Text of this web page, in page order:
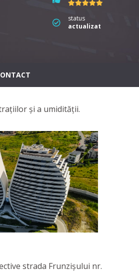
status
actualizat
și a umidității.
strada Frunzișului nr.